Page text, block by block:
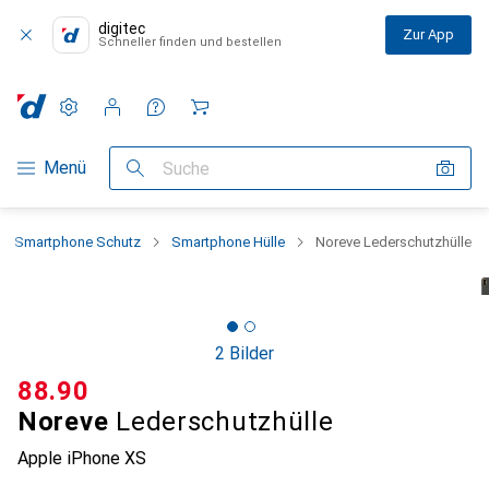
digitec
Schneller finden und bestellen Zur App
Navigation nach Kategorien
Menü Suche
Einstellungen
Kundenkonto
Vergleichslisten
Merklisten
Warenkorb
Smartphone Schutz Smartphone Hülle Noreve Lederschutzhülle
2 Bilder
Noreve Lederschutzhülle
Apple iPhone XS
CHF
88.90